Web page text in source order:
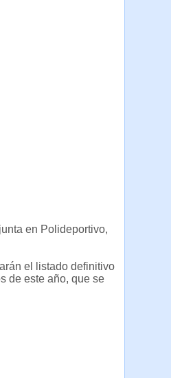
en Polideportivo,
el listado definitivo
de este año, que se